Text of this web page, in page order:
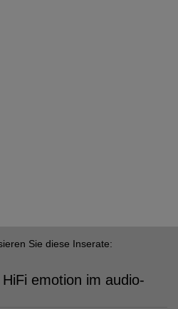
Sie diese Inserate:
emotion im audio-